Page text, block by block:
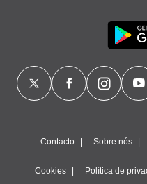
Contacto Sobre nós
Cookies Política de